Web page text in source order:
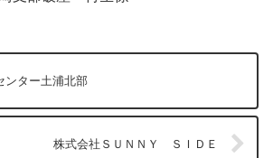
ンター土浦北部
株式会社ＳＵＮＮＹ ＳＩＤＥ